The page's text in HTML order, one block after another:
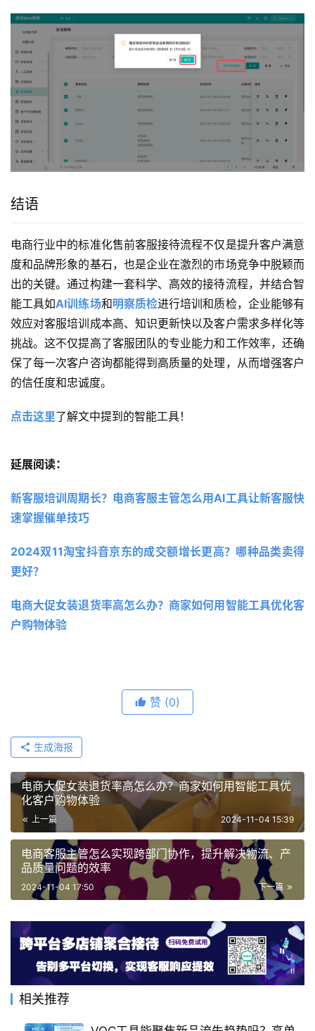
结语
电商行业中的标准化售前客服接待流程不仅是提升客户满意
度和品牌形象的基石，也是企业在激烈的市场竞争中脱颖而
出的关键。通过构建一套科学、高效的接待流程，并结合智
能工具如AI训练场和明察质检进行培训和质检，企业能够有
效应对客服培训成本高、知识更新快以及客户需求多样化等
挑战。这不仅提高了客服团队的专业能力和工作效率，还确
保了每一次客户咨询都能得到高质量的处理，从而增强客户
的信任度和忠诚度。
点击这里了解文中提到的智能工具！
延展阅读：
新客服培训周期长？电商客服主管怎么用AI工具让新客服快
速掌握催单技巧
2024双11淘宝抖音京东的成交额增长更高？哪种品类卖得
更好？
电商大促女装退货率高怎么办？商家如何用智能工具优化客
户购物体验
赞 (0)
生成海报
电商大促女装退货率高怎么办？商家如何用智能工具优
化客户购物体验
上一篇 2024-11-04 15:39
电商客服主管怎么实现跨部门协作，提升解决物流、产
品质量问题的效率
下一篇
2024-11-04 17:50
相关推荐